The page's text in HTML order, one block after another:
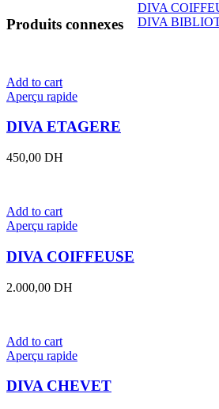
DIVA
DIVA
Produits connexes
Add to cart
Aperçu rapide
DIVA ETAGERE
450,00 DH
Add to cart
Aperçu rapide
DIVA COIFFEUSE
2.000,00 DH
Add to cart
Aperçu rapide
DIVA CHEVET